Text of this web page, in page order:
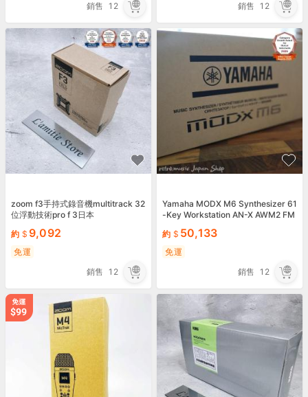
銷售 12
銷售 12
zoom f3手持式錄音機multitrack 32
位浮動技術pro f 3日本
約
9,092
免運
銷售 12
Yamaha MODX M6 Synthesizer 61
-Key Workstation AN-X AWM2 FM
約 50,133
免運
銷售 12